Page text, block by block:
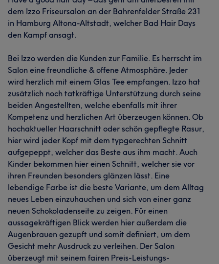
dem Izzo Friseursalon an der Bahrenfelder Straße 231
in Hamburg Altona-Altstadt, welcher Bad Hair Days
den Kampf ansagt.
Bei Izzo werden die Kunden zur Familie. Es herrscht im
Salon eine freundliche & offene Atmosphäre. Jeder
wird herzlich mit einem Glas Tee empfangen. Izzo hat
zusätzlich noch tatkräftige Unterstützung durch seine
beiden Angestellten, welche ebenfalls mit ihrer
Kompetenz und herzlichen Art überzeugen können. Ob
hochaktueller Haarschnitt oder schön gepflegte Rasur,
hier wird jeder Kopf mit dem typgerechten Schnitt
aufgepeppt, welcher das Beste aus ihm macht. Auch
Kinder bekommen hier einen Schnitt, welcher sie vor
ihren Freunden besonders glänzen lässt. Eine
lebendige Farbe ist die beste Variante, um dem Alltag
neues Leben einzuhauchen und sich von einer ganz
neuen Schokoladenseite zu zeigen. Für einen
aussagekräftigen Blick werden hier außerdem die
Augenbrauen gezupft und somit definiert, um dem
Gesicht mehr Ausdruck zu verleihen. Der Salon
überzeugt mit seinem fairen Preis-Leistungs-